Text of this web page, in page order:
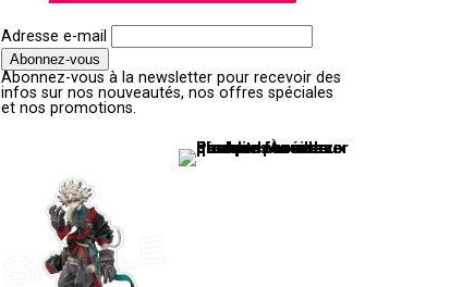
Adresse e-mail
Abonnez-vous à la newsletter pour recevoir des
infos sur nos nouveautés, nos offres spéciales
et nos promotions.